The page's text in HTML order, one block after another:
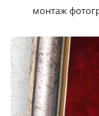
Фотокниги
Календари
Интерьерная
монтаж